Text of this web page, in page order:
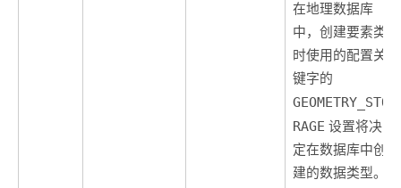
在地理数据库
中，创建要素类
时使用的配置关
键字的
GEOMETRY_STO
RAGE 设置将决
定在数据库中创
建的数据类型。